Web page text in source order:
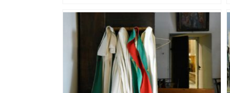
Alliance PS/LFI à Toulouse : Marc
Sztulman claque la porte – RMC